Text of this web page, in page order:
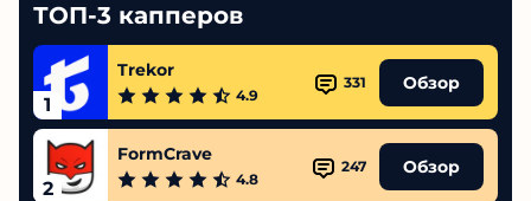
ТОП-3 капперов
1
Trekor
4.9
331 Обзор
2
FormCrave
4.8
247 Обзор